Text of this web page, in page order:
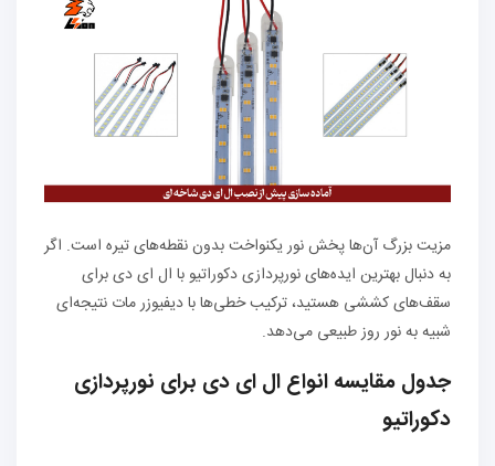
مزیت بزرگ آن‌ها پخش نور یکنواخت بدون نقطه‌های تیره است. اگر
به دنبال بهترین ایده‌های نورپردازی دکوراتیو با ال ای دی برای
سقف‌های کششی هستید، ترکیب خطی‌ها با دیفیوزر مات نتیجه‌ای
شبیه به نور روز طبیعی می‌دهد.
جدول مقایسه انواع ال ای دی برای نورپردازی
دکوراتیو